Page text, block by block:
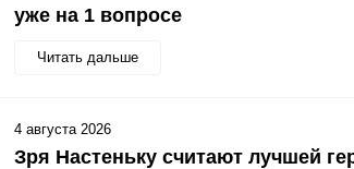
уже на 1 вопросе
Читать дальше
Зря Настеньку считают лучшей
4 августа 2026